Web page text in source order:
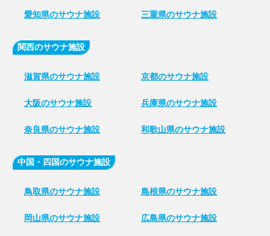
愛知県のサウナ施設 三重県のサウナ施設
関西のサウナ施設
滋賀県のサウナ施設 京都のサウナ施設
大阪のサウナ施設 兵庫県のサウナ施設
奈良県のサウナ施設 和歌山県のサウナ施設
中国・四国のサウナ施設
鳥取県のサウナ施設 島根県のサウナ施設
岡山県のサウナ施設 広島県のサウナ施設